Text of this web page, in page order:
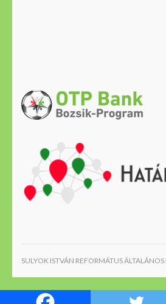
SULYOK ISTVÁN REFORMÁTUS ÁLTALÁNOS